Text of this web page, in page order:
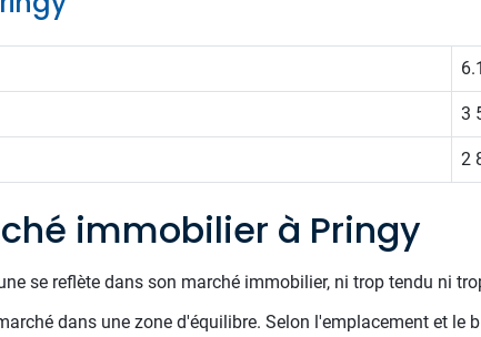
3
2
immobilier à Pringy
se reflète dans son marché immobilier, ni trop tendu ni
dans une zone d'équilibre. Selon l'emplacement et le